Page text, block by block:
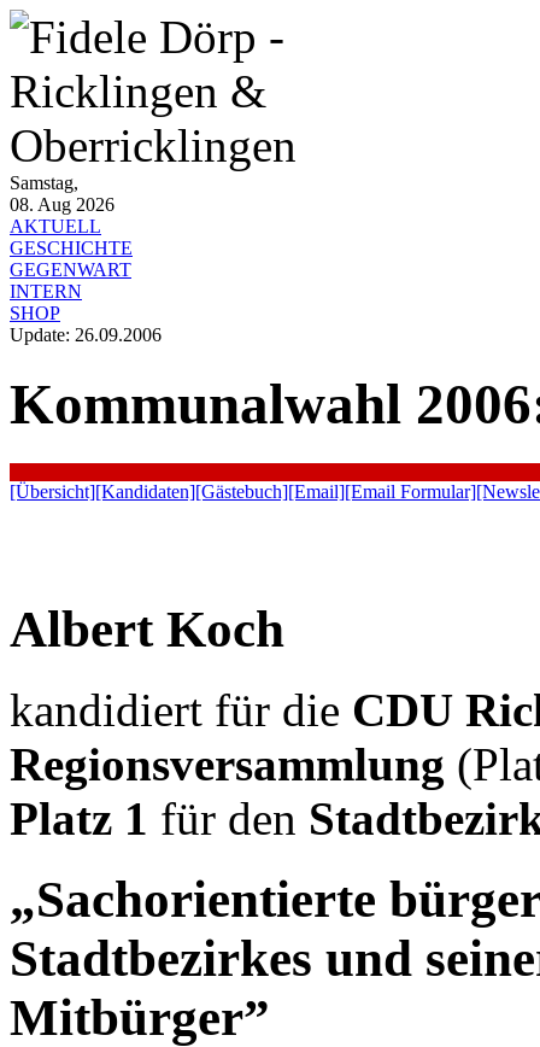
Samstag,
08. Aug 2026
AKTUELL
GESCHICHTE
GEGENWART
INTERN
SHOP
Update: 26.09.2006
Kommunalwahl
[Übersicht][Kandidaten][Gästebuch][Email][Email Formular]
Albert Koch
kandidiert für die CDU
Regionsversammlung
Platz 1 für den
„Sachorientierte
Stadtbezirkes und
Mitbürger”